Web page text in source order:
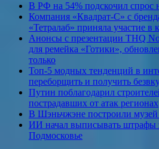
В РФ на 54% подскочил спрос
Компания «Квадрат-С» с
«Тетралаб» приняла участие в
Анонсы с презентации THQ
для ремейка «Готики»,
только
Топ-5 модных тенденций в
переборщить и получить
Путин поблагодарил
пострадавших от атак регионах
В Шэньчжэне построили
ИИ начал выписывать штрафы
Подмосковье